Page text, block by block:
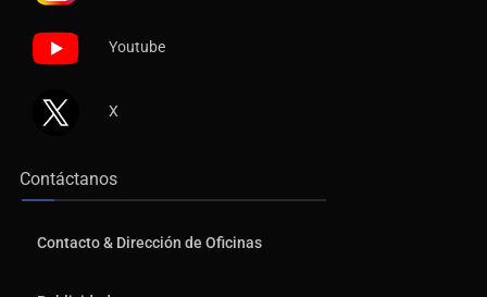
Youtube
X
Contáctanos
Contacto & Dirección de Oficinas